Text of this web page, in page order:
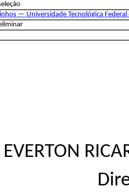
— Universidade Tecnológica Federal
EVERTON